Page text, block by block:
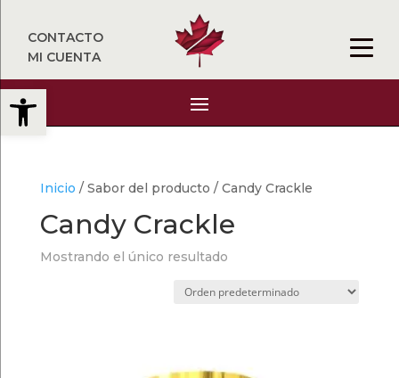
Abrir barra de herramientas
CONTACTO
MI CUENTA
Inicio / Sabor del producto / Candy Crackle
Candy Crackle
Mostrando el único resultado